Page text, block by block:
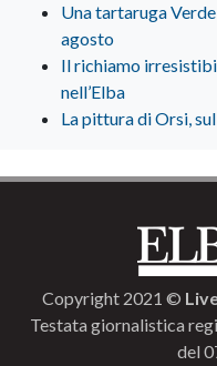
Una tartaruga
agosto
Il richiamo
nell’Elba
La pittura di Orsi,
Copyright 2021 ©
Testata giornalistica
del